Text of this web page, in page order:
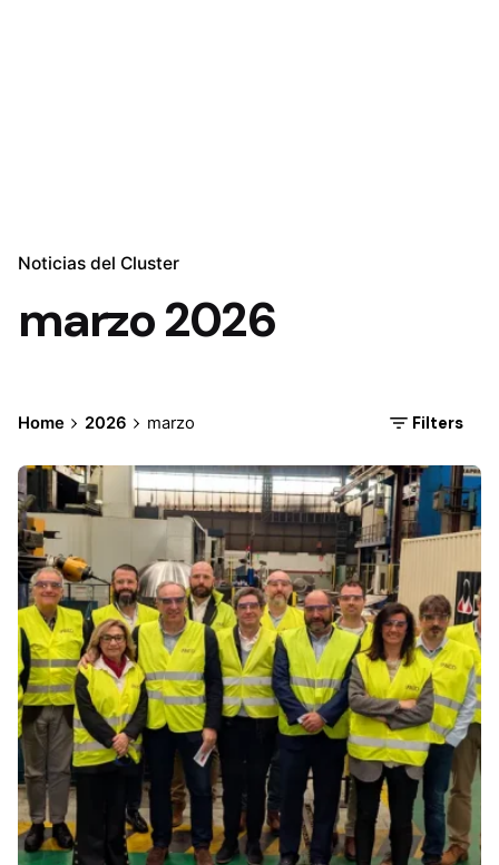
Noticias del Cluster
marzo 2026
Home 2026 marzo Filters